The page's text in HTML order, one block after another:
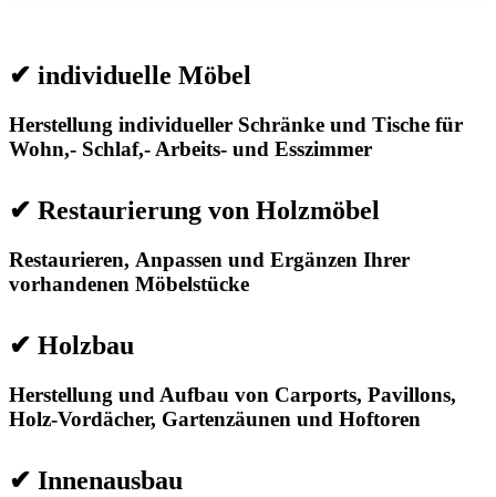
✔ individuelle Möbel
Herstellung individueller Schränke und Tische für
Wohn,- Schlaf,- Arbeits- und Esszimmer
✔ Restaurierung von Holzmöbel
Restaurieren, Anpassen und Ergänzen Ihrer
vorhandenen Möbelstücke
✔ Holzbau
Herstellung und Aufbau von Carports, Pavillons,
Holz-Vordächer, Gartenzäunen und Hoftoren
✔ Innenausbau